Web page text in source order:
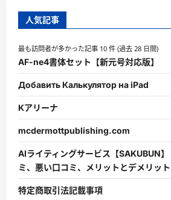
人気記事
最も訪問者が多かった記事 10 件 (過去 28 日間)
AF-ne4書体セット【新元号対応版】
Добавить Калькулятор на iPad
Kアリーナ
mcdermottpublishing.com
AIライティングサービス【SAKUBUN
ミ、悪い口コミ、メリットとデメリッ
特定商取引法記載事項